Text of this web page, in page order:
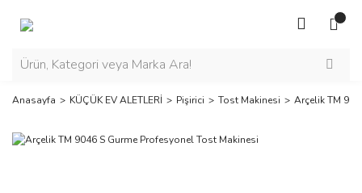
Anasayfa KÜÇÜK EV ALETLERİ Pişirici Tost Makinesi Arçelik TM